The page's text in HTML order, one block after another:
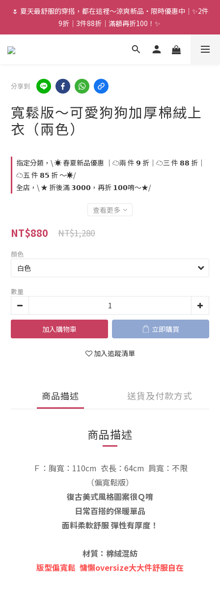
🌷 夏天最舒服的穿搭，都在這裡～涼爽新品・限時優惠中｜✨2件
9折｜3件88折｜滿額再折100！✨
分享到
寬鬆版～可愛狗狗加厚棉絨上
衣（兩色）
指定分類，\ ☀️ 春夏新品優惠 ｜☁️兩 件 𝟵 折｜☁️三 件 𝟴𝟴 折｜
☁️五 件 𝟴𝟱 折 ～☀️/
全店，\ ★ 折後滿 𝟯𝟬𝟬𝟬，再折 𝟭𝟬𝟬唷～★/
查看更多
NT$880 NT$1,280
顏色
數量
加入購物車 立即購買
加入追蹤清單
商品描述 送貨及付款方式
商品描述
Ｆ：胸寬：110cm 衣長：64cm 肩寬：不限
（偏寬鬆版）
復古美式風格圖案很Ｑ唷
日常百搭的保暖單品
面料柔軟舒服 彈性有厚度！
材質：棉絨混紡
版型偏寬鬆 慵懶oversize大大件舒服自在